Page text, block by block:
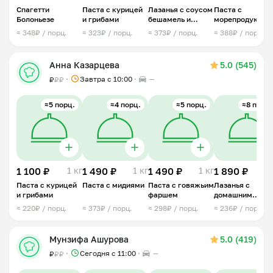
Спагетти
Болоньезе
≈ 348₽ / порц.
Паста с курицей
и грибами
≈ 323₽ / порц.
Лазанья с соусом
бешамель и
соусом болоньезе
≈ 373₽ / порц.
Паста с
1кг.
≈ 388₽ / порц.
Анна Казарцева 5.0 (545)
₽₽₽ Завтра c 10:00 —
≈5 порц.
1 100 ₽ 1 кг
Паста с курицей
и грибами
≈ 220₽ / порц.
≈4 порц.
1 490 ₽ 1 кг
Паста с мидиями
≈ 373₽ / порц.
≈5 порц.
1 490 ₽ 1 кг
Паста с говяжьим
фаршем
≈ 298₽ / порц.
≈8 порц.
1 890 ₽
Лазанья с
домашним
фаршем
≈ 236₽ / порц.
Мунзифа Ашурова 5.0 (419)
₽₽₽ Сегодня с 11:00 —